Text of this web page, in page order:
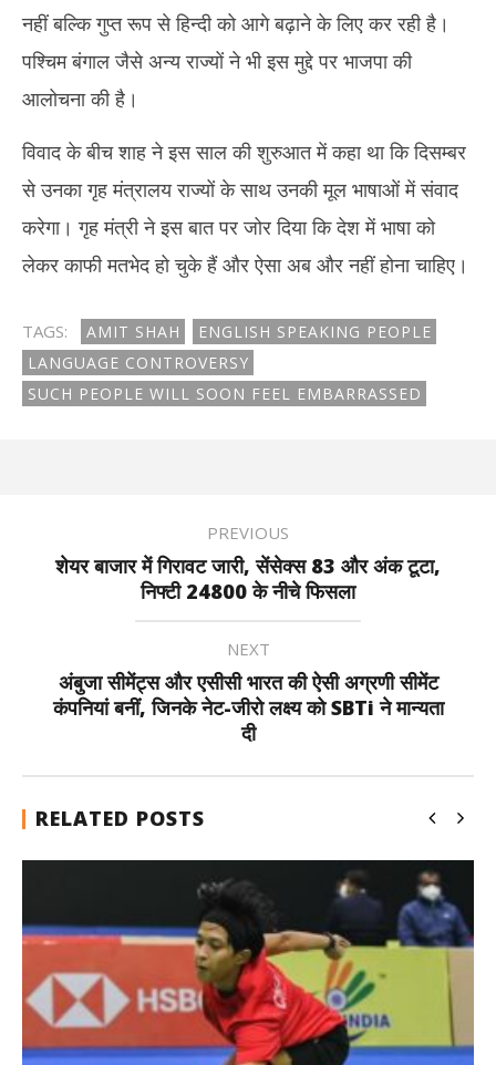
नहीं बल्कि गुप्त रूप से हिन्दी को आगे बढ़ाने के लिए कर रही है।
पश्चिम बंगाल जैसे अन्य राज्यों ने भी इस मुद्दे पर भाजपा की
आलोचना की है।
विवाद के बीच शाह ने इस साल की शुरुआत में कहा था कि दिसम्बर
से उनका गृह मंत्रालय राज्यों के साथ उनकी मूल भाषाओं में संवाद
करेगा। गृह मंत्री ने इस बात पर जोर दिया कि देश में भाषा को
लेकर काफी मतभेद हो चुके हैं और ऐसा अब और नहीं होना चाहिए।
TAGS: AMIT SHAH
ENGLISH SPEAKING PEOPLE
LANGUAGE CONTROVERSY
SUCH PEOPLE WILL SOON FEEL EMBARRASSED
PREVIOUS
शेयर बाजार में गिरावट जारी, सेंसेक्स 83 और अंक टूटा,
निफ्टी 24800 के नीचे फिसला
NEXT
अंबुजा सीमेंट्स और एसीसी भारत की ऐसी अग्रणी सीमेंट
कंपनियां बनीं, जिनके नेट-जीरो लक्ष्य को SBTi ने मान्यता
दी
RELATED POSTS